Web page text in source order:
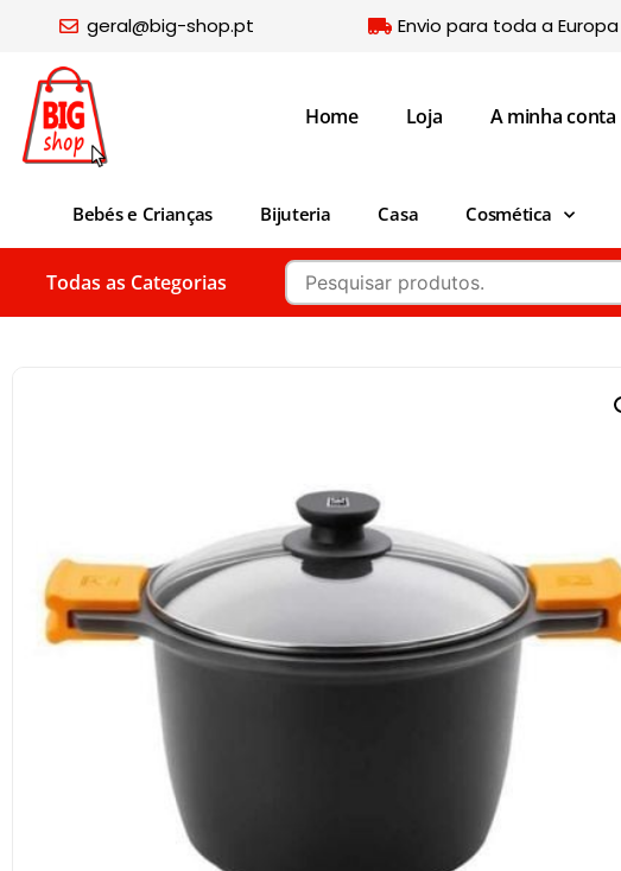
geral@big-shop.pt Envio para toda a Europa
Home Loja A minha conta
Bebés e Crianças Bijuteria Casa Cosmética
Todas as Categorias